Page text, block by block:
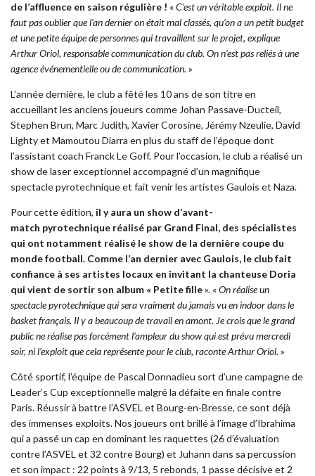
de l’affluence en saison régulière ! «C’est un véritable exploit. Il ne
faut pas oublier que l’an dernier on était mal classés, qu’on a un petit budget
et une petite équipe de personnes qui travaillent sur le projet, explique
Arthur Oriol, responsable communication du club. On n’est pas reliés à une
agence événementielle ou de communication. »
L’année dernière, le club a fêté les 10 ans de son titreen
accueillant les anciens joueurs comme Johan Passave-Ducteil,
Stephen Brun, Marc Judith, Xavier Corosine, Jérémy Nzeulie, David
Lighty et Mamoutou Diarra en plus du staff de l’époque dont
l’assistant coach Franck Le Goff. Pour l’occasion, le club a réalisé un
show de laser exceptionnel accompagné d’un magnifique
spectacle pyrotechnique et fait venir les artistes Gaulois et Naza.
Pour cette édition, il y aura un show d’avant-
match pyrotechnique réalisé par Grand Final, des spécialistes
qui ont notamment réalisé le show de la dernière coupe du
monde football. Comme l’an dernier avec Gaulois, le club fait
confiance à ses artistes locaux en invitant la chanteuse Doria
qui vient de sortir son album « Petite fille». «On réalise un
spectacle pyrotechnique qui sera vraiment du jamais vu en indoor dans le
basket français. Il y a beaucoup de travail en amont. Je crois que le grand
public ne réalise pas forcément l’ampleur du show qui est prévu mercredi
soir, ni l’exploit que cela représente pour le club, raconte Arthur Oriol.»
Côté sportif, l’équipe de Pascal Donnadieu sort d’une campagne de
Leader’s Cup exceptionnelle malgré la défaite en finale contre
Paris. Réussir à battre l’ASVEL et Bourg-en-Bresse, ce sont déjà
des immenses exploits. Nos joueurs ont brillé à l’image d’Ibrahima
qui a passé un cap en dominant les raquettes (26 d’évaluation
contre l’ASVEL et 32 contre Bourg) et Juhann dans sa percussion
et son impact : 22 points à 9/13, 5 rebonds, 1 passe décisive et 2